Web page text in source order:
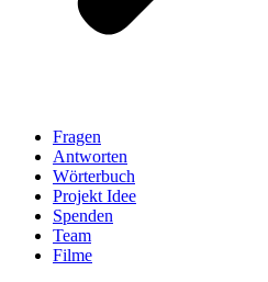
Fragen
Antworten
Wörterbuch
Projekt Idee
Spenden
Team
Filme